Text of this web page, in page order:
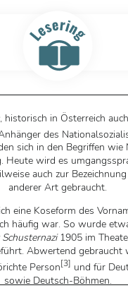
, historisch in Österreich auch
des
sich in den Begriffen wie
Heute wird es
auch zur
anderer Art gebraucht.
eine Koseform des
häufig war. So wurde
1905 im
Abwertend gebraucht
Person[3] und für
sowie Deutsch-Böhmen.